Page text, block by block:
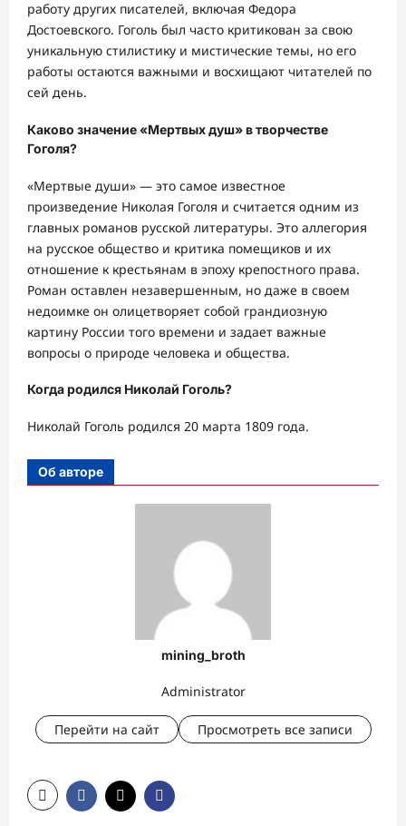
работу других писателей, включая Федора
Достоевского. Гоголь был часто критикован за свою
уникальную стилистику и мистические темы, но его
работы остаются важными и восхищают читателей по
сей день.
Каково значение «Мертвых душ» в творчестве
Гоголя?
«Мертвые души» — это самое известное
произведение Николая Гоголя и считается одним из
главных романов русской литературы. Это аллегория
на русское общество и критика помещиков и их
отношение к крестьянам в эпоху крепостного права.
Роман оставлен незавершенным, но даже в своем
недоимке он олицетворяет собой грандиозную
картину России того времени и задает важные
вопросы о природе человека и общества.
Когда родился Николай Гоголь?
Николай Гоголь родился 20 марта 1809 года.
Об авторе
mining_broth
Administrator
Перейти на сайт Просмотреть все записи